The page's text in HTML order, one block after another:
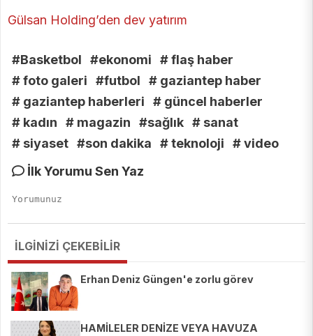
Gülsan Holding’den dev yatırım
#Basketbol #ekonomi
# flaş haber
# foto galeri
#futbol
# gaziantep haber
# gaziantep haberleri
# güncel haberler
# kadın
# magazin #sağlık # sanat
# siyaset #son dakika # teknoloji
# video
İlk Yorumu Sen Yaz
İLGİNİZİ ÇEKEBİLİR
Erhan Deniz Güngen'e zorlu görev
HAMİLELER DENİZE VEYA HAVUZA